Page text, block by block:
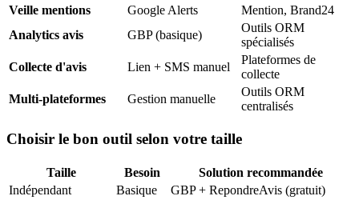
Veille mentions Google Alerts
Mention, Brand24
Analytics avis
GBP (basique)
Outils ORM
spécialisés
Collecte d'avis
Lien + SMS manuel
Plateformes de
collecte
Multi-plateformes
Gestion manuelle
Outils ORM
centralisés
Choisir le bon outil selon votre taille
Taille Besoin
Solution recommandée
Indépendant
Basique
GBP + RepondreAvis (gratuit)